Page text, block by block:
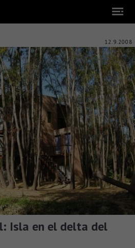
12.9.2008
Isla en el delta del